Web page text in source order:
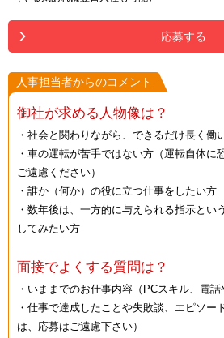
応募する
人事担当者からのコメント
御社が求める人物像は？
・社会と関わりながら、できるだけ長く働
・車の運転が苦手ではない方（運転自体に
ご遠慮ください）
・誰か（何か）の役に立つ仕事をしたい方
・数年後は、一方的に与えられる指示とい
してみたい方
面接でよくする質問は？
・いままでのお仕事内容（PCスキル、電話
・仕事で達成したことや失敗談、エピソー
は、応募はご遠慮下さい）